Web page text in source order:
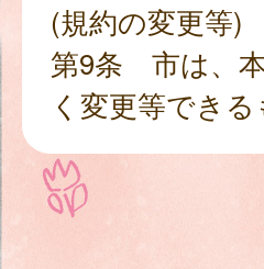
(規約の変更等)
第9条 市は、
く変更等できる